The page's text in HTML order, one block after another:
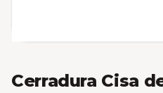
Cerradura Cisa